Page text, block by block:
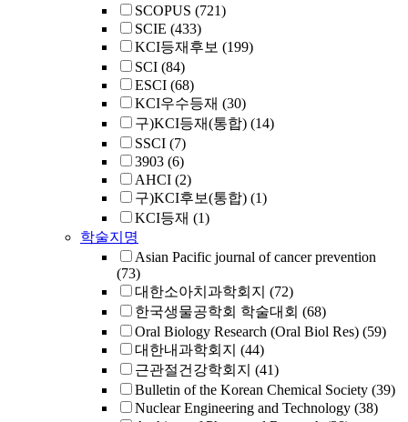
SCOPUS (721)
SCIE (433)
KCI등재후보 (199)
SCI (84)
ESCI (68)
KCI우수등재 (30)
구)KCI등재(통합) (14)
SSCI (7)
3903 (6)
AHCI (2)
구)KCI후보(통합) (1)
KCI등재 (1)
학술지명
Asian Pacific journal of cancer prevention
(73)
대한소아치과학회지 (72)
한국생물공학회 학술대회 (68)
Oral Biology Research (Oral Biol Res) (59)
대한내과학회지 (44)
근관절건강학회지 (41)
Bulletin of the Korean Chemical Society (39)
Nuclear Engineering and Technology (38)